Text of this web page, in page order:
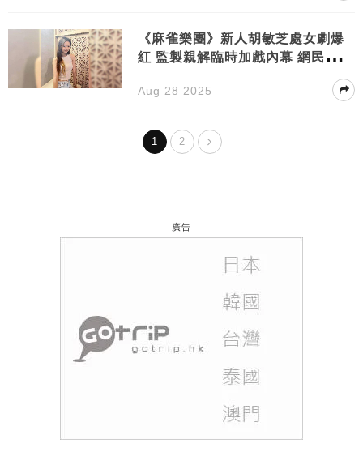
《麻雀樂團》新人胡敏芝處女劇爆
紅 監製親解臨時加戲內幕 網民力捧
Aug 28 2025
1 2
廣告